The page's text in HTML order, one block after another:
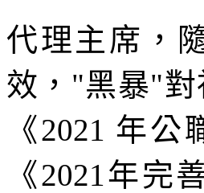
代理主席，
效，"黑暴"
《2021 年
《2021年